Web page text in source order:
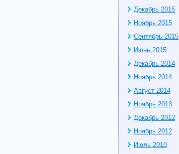
Декабрь 2015
Ноябрь 2015
Сентябрь 2015
Июнь 2015
Декабрь 2014
Ноябрь 2014
Август 2014
Ноябрь 2013
Декабрь 2012
Ноябрь 2012
Июль 2010